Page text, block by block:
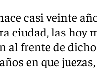
hace casi veinte
ciudad, las
al frente de
en que